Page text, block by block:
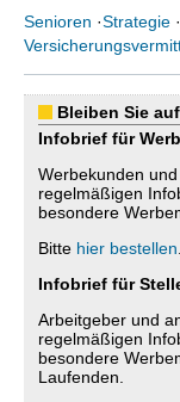
Senioren ·Strategie ·
Bleiben Sie
Infobrief für
Werbekunden
regelmäßigen
besondere
Bitte hier bestellen
Infobrief für
Arbeitgeber und
regelmäßigen
besondere
Laufenden.